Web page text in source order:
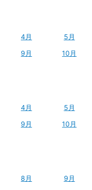
4月
5月
9月
10月
4月
5月
9月
10月
8月
9月